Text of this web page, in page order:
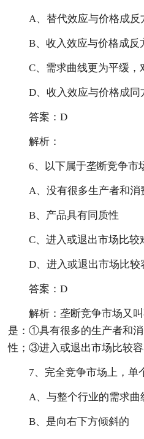
A、替代效应与价格成反
B、收入效应与价格成反
C、需求曲线更为平缓
D、收入效应与价格成同
答案：D
解析：
6、以下属于垄断竞争市
A、没有很多生产者和消
B、产品具有同质性
C、进入或退出市场比较
D、进入或退出市场比较
答案：D
解析：垄断竞争市场又
是：①具有很多的生产者和
性；③进入或退出市场比较容
7、完全竞争市场上，单
A、与整个行业的需求曲
B、是向右下方倾斜的